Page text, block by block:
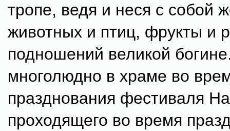
тропе, ведя и неся с собой
животных и птиц, фрукты и
подношений великой
многолюдно в храме во
празднования фестиваля
проходящего во время